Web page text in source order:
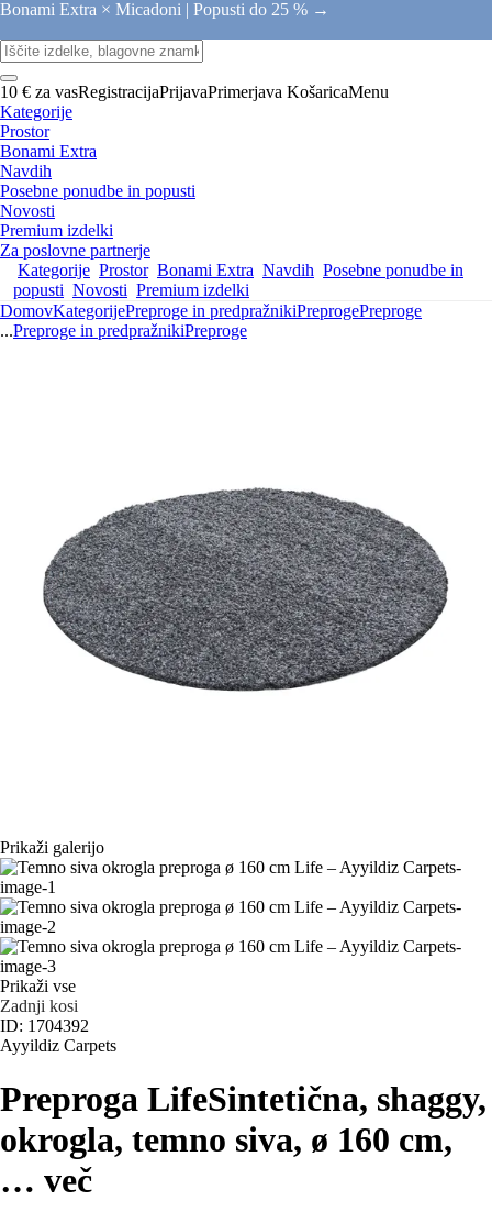
Bonami Extra × Micadoni | Popusti do 25 % →
10 € za vasRegistracijaPrijavaPrimerjava KošaricaMenu
Kategorije
Prostor
Bonami Extra
Navdih
Posebne ponudbe in popusti
Novosti
Premium izdelki
Za poslovne partnerje
Kategorije Prostor Bonami Extra Navdih Posebne ponudbe in
popusti Novosti Premium izdelki
DomovKategorijePreproge in predpražnikiPreprogePreproge
...Preproge in predpražnikiPreproge
Prikaži galerijo
Prikaži vse
Zadnji kosi
ID: 1704392
Ayyildiz Carpets
Preproga LifeSintetična, shaggy,
okrogla, temno siva, ø 160 cm,
… več